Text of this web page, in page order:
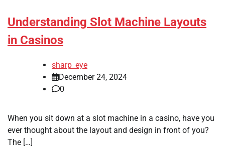
Understanding Slot Machine Layouts
in Casinos
sharp_eye
December 24, 2024
0
When you sit down at a slot machine in a casino, have you
ever thought about the layout and design in front of you?
The […]